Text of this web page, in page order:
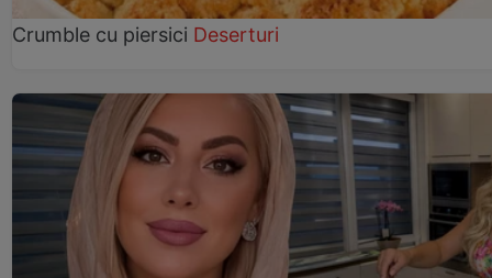
Crumble cu piersici Deserturi